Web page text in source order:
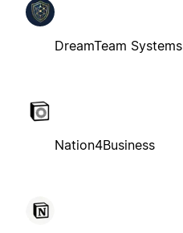
DreamTeam Systems
Nation4Business